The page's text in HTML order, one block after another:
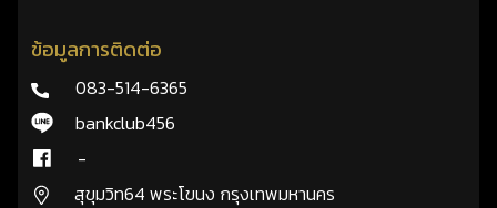
ข้อมูลการติดต่อ
083-514-6365
bankclub456
-
สุขุมวิท64 พระโขนง กรุงเทพมหานคร